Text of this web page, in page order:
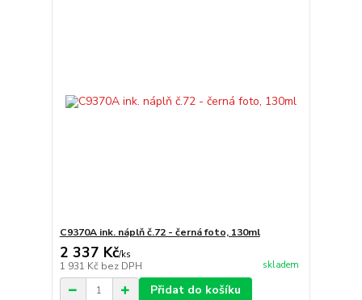
C9370A ink. náplň č.72 - černá foto, 130ml
2 337 Kč/ks
1 931 Kč bez DPH skladem
Přidat do košíku